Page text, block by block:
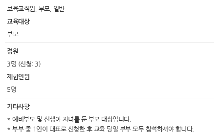
보육교직원, 부모, 일반
교육대상
부모
정원
3명 (신청: 3)
제한인원
5명
기타사항
* 예비부모 및 신생아 자녀를 둔 부모 대상입니다.
* 부부 중 1인이 대표로 신청한 후 교육 당일 부부 모두 참석하셔야 합니다.